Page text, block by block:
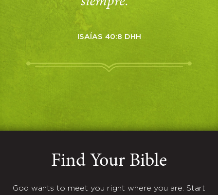
ISAÍAS 40:8 DHH
Find Your Bible
God wants to meet you right where you are. Start